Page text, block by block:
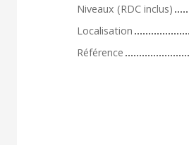
Niveaux (RDC inclus)
Localisation
Référence